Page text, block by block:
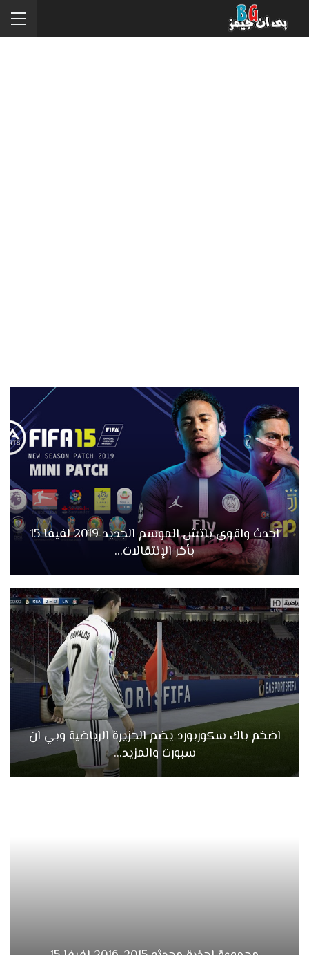
احدث واقوى باتش الموسم الجديد 2019 لفيفا 15
بأخر الإنتقالات…
اضخم باك سكوربورد يضم الجزيرة الرياضية وبي ان
سبورت والمزيد…